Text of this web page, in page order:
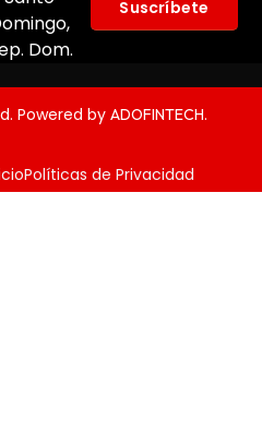
Dom.
Suscríbete
Powered by ADOFINTECH.
Políticas de Privacidad